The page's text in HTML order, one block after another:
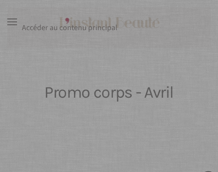
Accéder au contenu principal
Promo corps - Avril